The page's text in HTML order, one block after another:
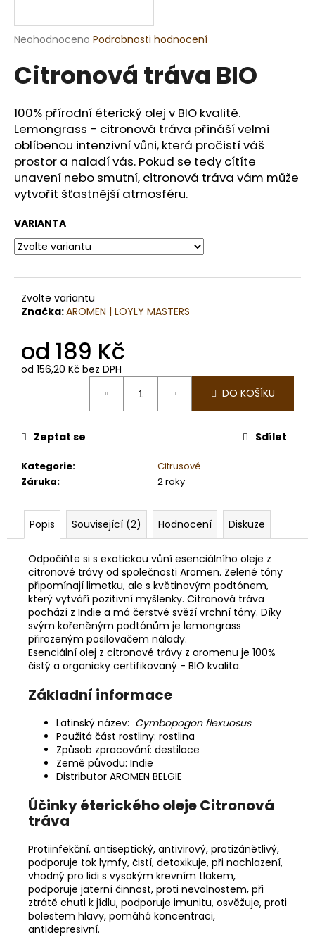
Průměrné
produktu
je
z
5
hvězdiček.
Neohodnoceno Podrobnosti hodnocení
Citronová tráva BIO
100% přírodní éterický olej v BIO kvalitě.
Lemongrass - citronová tráva přináší velmi
oblíbenou intenzivní vůni, která pročistí váš
prostor a naladí vás. Pokud se tedy cítíte
unavení nebo smutní, citronová tráva vám může
vytvořit šťastnější atmosféru.
VARIANTA
Zvolte variantu
Značka:AROMEN | LOYLY MASTERS
od 189 Kč
od 156,20 Kč bez DPH
DO KOŠÍKU
Kategorie:
Citrusové
Záruka: 2 roky
Zeptat se Sdílet
Popis Související (2) Hodnocení Diskuze
Odpočiňte si s exotickou vůní esenciálního oleje z
citronové trávy od společnosti Aromen. Zelené tóny
připomínají limetku, ale s květinovým podtónem,
který vytváří pozitivní myšlenky. Citronová tráva
pochází z Indie a má čerstvé svěží vrchní tóny. Díky
svým kořeněným podtónům je lemongrass
přirozeným posilovačem nálady.
Esenciální olej z citronové trávy z aromenu je 100%
čistý a organicky certifikovaný - BIO kvalita.
Základní informace
Latinský název: Cymbopogon flexuosus
Použitá část rostliny: rostlina
Způsob zpracování: destilace
Země původu: Indie
Distributor AROMEN BELGIE
Účinky éterického oleje Citronová
tráva
Protiinfekční, antiseptický, antivirový, protizánětlivý,
podporuje tok lymfy, čistí, detoxikuje, při nachlazení,
vhodný pro lidi s vysokým krevním tlakem,
podporuje jaterní činnost, proti nevolnostem, při
ztrátě chuti k jídlu, podporuje imunitu, osvěžuje, proti
bolestem hlavy, pomáhá koncentraci,
antidepresivní.
j
t
?
HLEDAT
D
o
p
u
č
u
e
VAVŘÍN
KUBÉBOVÝ
BIO,
LITSEA